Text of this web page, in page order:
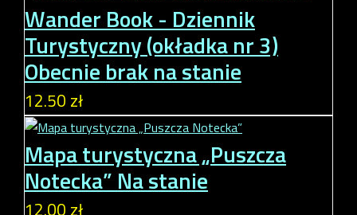
Wander Book - Dziennik
Turystyczny (okładka nr 3)
Obecnie brak na stanie
12.50 zł
Mapa turystyczna „Puszcza
Notecka” Na stanie
12.00 zł